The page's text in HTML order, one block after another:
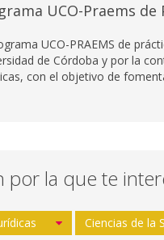
UCO-Praems
UCO-PRAEMS de
de Córdoba y por la
con el objetivo de
por la que te
Ciencias de la